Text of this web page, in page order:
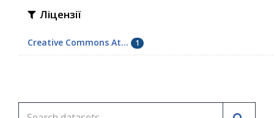
Ліцензії
Creative Commons At... 1